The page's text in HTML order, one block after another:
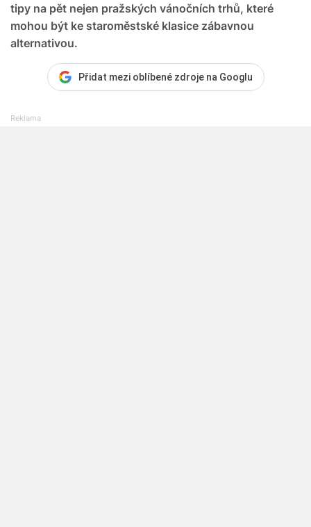
tipy na pět nejen pražských vánočních trhů, které
mohou být ke staroměstské klasice zábavnou
alternativou.
Přidat mezi oblíbené zdroje na Googlu